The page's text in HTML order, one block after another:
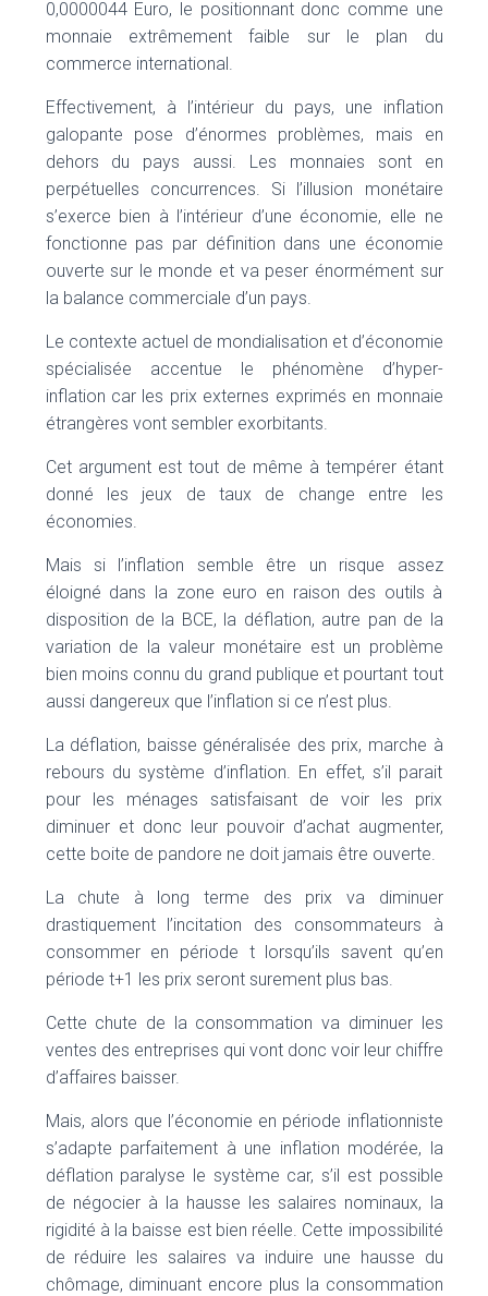
0,0000044 Euro, le positionnant donc comme une
monnaie extrêmement faible sur le plan du
commerce international.
Effectivement, à l’intérieur du pays, une inflation
galopante pose d’énormes problèmes, mais en
dehors du pays aussi. Les monnaies sont en
perpétuelles concurrences. Si l’illusion monétaire
s’exerce bien à l’intérieur d’une économie, elle ne
fonctionne pas par définition dans une économie
ouverte sur le monde et va peser énormément sur
la balance commerciale d’un pays.
Le contexte actuel de mondialisation et d’économie
spécialisée accentue le phénomène d’hyper-
inflation car les prix externes exprimés en monnaie
étrangères vont sembler exorbitants.
Cet argument est tout de même à tempérer étant
donné les jeux de taux de change entre les
économies.
Mais si l’inflation semble être un risque assez
éloigné dans la zone euro en raison des outils à
disposition de la BCE, la déflation, autre pan de la
variation de la valeur monétaire est un problème
bien moins connu du grand publique et pourtant tout
aussi dangereux que l’inflation si ce n’est plus.
La déflation, baisse généralisée des prix, marche à
rebours du système d’inflation. En effet, s’il parait
pour les ménages satisfaisant de voir les prix
diminuer et donc leur pouvoir d’achat augmenter,
cette boite de pandore ne doit jamais être ouverte.
La chute à long terme des prix va diminuer
drastiquement l’incitation des consommateurs à
consommer en période t lorsqu’ils savent qu’en
période t+1 les prix seront surement plus bas.
Cette chute de la consommation va diminuer les
ventes des entreprises qui vont donc voir leur chiffre
d’affaires baisser.
Mais, alors que l’économie en période inflationniste
s’adapte parfaitement à une inflation modérée, la
déflation paralyse le système car, s’il est possible
de négocier à la hausse les salaires nominaux, la
rigidité à la baisse est bien réelle. Cette impossibilité
de réduire les salaires va induire une hausse du
chômage, diminuant encore plus la consommation